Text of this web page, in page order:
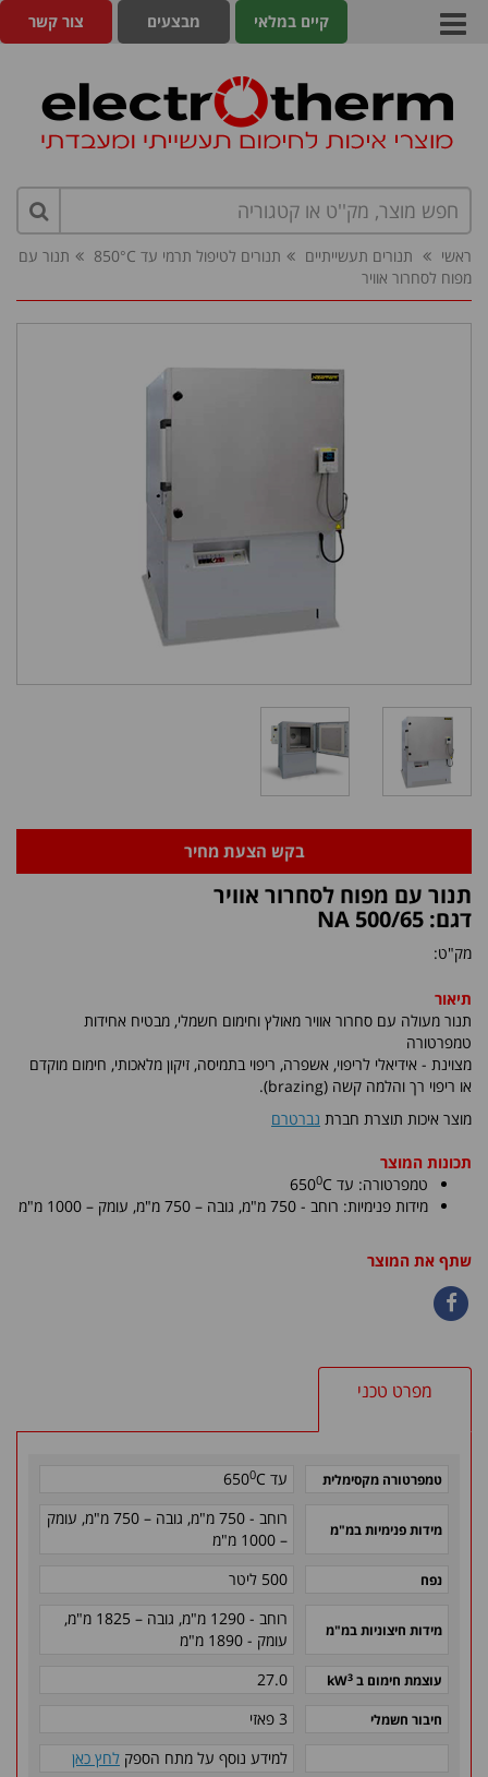
צור קשר מבצעים קיים במלאי
ראשי תנורים תעשייתיים תנורים לטיפול תרמי עד 850°C
תנור עם
מפוח לסחרור אוויר
בקש הצעת מחיר
תנור עם מפוח לסחרור אוויר
דגם: NA 500/65
מק"ט:
תיאור
תנור מעולה עם סחרור אוויר מאולץ וחימום חשמלי, מבטיח אחידות
טמפרטורה
מצוינת - אידיאלי לריפוי, אשפרה, ריפוי בתמיסה, זיקון מלאכותי, חימום מוקדם
או ריפוי רך והלמה קשה (brazing)
.
מוצר איכות תוצרת חברת נברטרם
תכונות המוצר
טמפרטורה: עד C
6500
מידות פנימיות: רוחב - 750 מ"מ, גובה – 750 מ"מ, עומק – 1000 מ"מ
שתף את המוצר
מפרט טכני
טמפרטורה מקסימלית עד C
6500
מידות פנימיות במ"מ
רוחב - 750 מ"מ, גובה – 750 מ"מ, עומק
– 1000 מ"מ
נפח 500 ליטר
מידות חיצוניות במ"מ
רוחב - 1290 מ"מ, גובה – 1825 מ"מ,
עומק - 1890 מ"מ
עוצמת חימום ב kW 3
27.0
חיבור חשמלי
3 פאזי
למידע נוסף על מתח הספק לחץ כאן